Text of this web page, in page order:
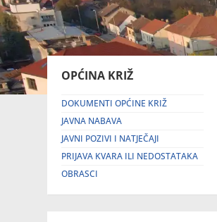
OPĆINA KRIŽ
DOKUMENTI OPĆINE KRIŽ
JAVNA NABAVA
JAVNI POZIVI I NATJEČAJI
PRIJAVA KVARA ILI NEDOSTATAKA
OBRASCI